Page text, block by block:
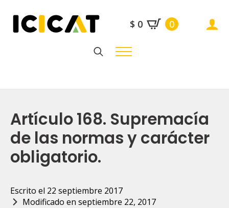
$ 0 0
Artículo 168. Supremacía
de las normas y carácter
obligatorio.
Escrito el 22 septiembre 2017
Modificado en septiembre 22, 2017